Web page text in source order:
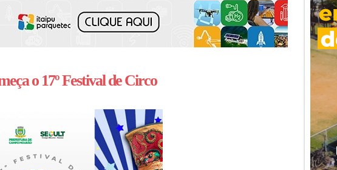
o 17º Festival de Circo